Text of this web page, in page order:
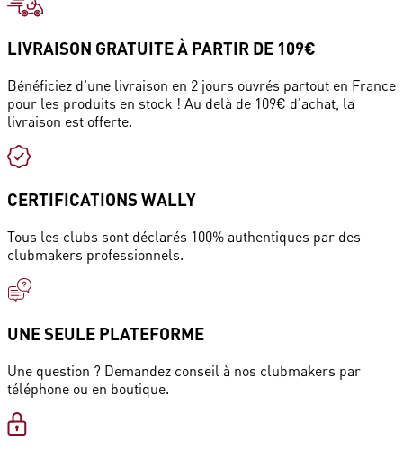
LIVRAISON GRATUITE À PARTIR DE 109€
Bénéficiez d'une livraison en 2 jours ouvrés partout en France
pour les produits en stock ! Au delà de 109€ d'achat, la
livraison est offerte.
CERTIFICATIONS WALLY
Tous les clubs sont déclarés 100% authentiques par des
clubmakers professionnels.
UNE SEULE PLATEFORME
Une question ? Demandez conseil à nos clubmakers par
téléphone ou en boutique.